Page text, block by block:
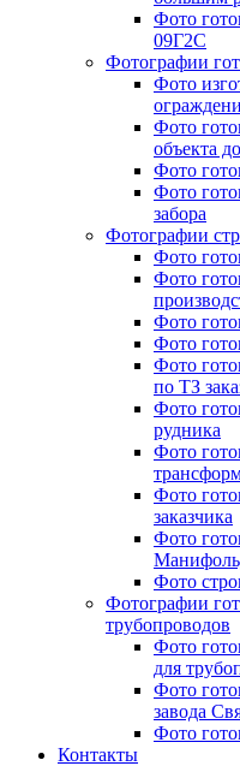
Фото
09Г2С
Фотографии
Фото
Фото
объекта
Фото
Фото
забора
Фотографии
Фото
Фото
Фото
Фото
Фото
по ТЗ
Фото
рудника
Фото
Фото
заказчика
Фото
Фото
Фотографии
трубопроводов
Фото
для
Фото
завода
Фото
Контакты